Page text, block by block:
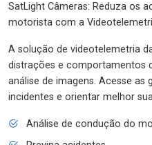
SatLight Câmeras: Reduza os
motorista com a
A solução de videotelemetria
distrações e comportamentos
análise de imagens. Acesse as
incidentes e orientar melhor
Análise de condução do